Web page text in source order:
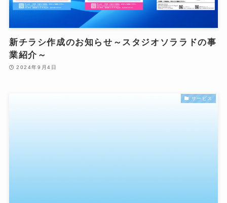
新チラシ作成のお知らせ～スタジオソララドの事
業紹介～
2024年9月4日
サービス